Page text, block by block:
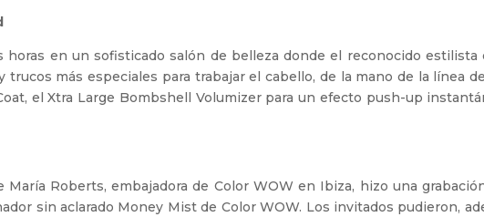
horas en un sofisticado salón de belleza donde el reconocido estilista
más especiales para trabajar el cabello, de la mano de la línea
el Xtra Large Bombshell Volumizer para un efecto push-up
Roberts, embajadora de Color WOW en Ibiza, hizo una
sin aclarado Money Mist de Color WOW. Los invitados pudieron,